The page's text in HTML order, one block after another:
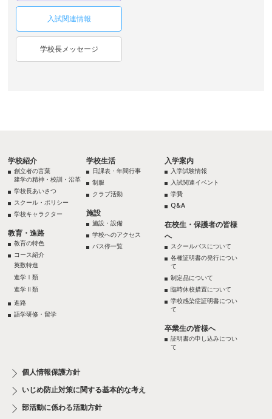
入試関連情報
学校長メッセージ
学校紹介
創立者の言葉
建学の精神・校訓・沿革
学校長あいさつ
スクール・ポリシー
学校キャラクター
教育・進路
教育の特色
コース紹介
英数特進
進学Ⅰ類
進学Ⅱ類
進路
語学研修・留学
学校生活
日課表・年間行事
制服
クラブ活動
施設
施設・設備
学校へのアクセス
バス停一覧
入学案内
入学試験情報
入試関連イベント
学費
Q&A
在校生・保護者の皆様
へ
スクールバスについて
各種証明書の発行につい
て
制定品について
臨時休校措置について
学校感染症証明書につい
て
卒業生の皆様へ
証明書の申し込みについ
て
個人情報保護方針
いじめ防止対策に関する基本的な考え
部活動に係わる活動方針